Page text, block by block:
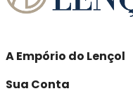
A Empório do Lençol
Sua Conta